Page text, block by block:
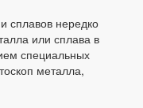
сплавов нередко
или сплава в
специальных
металла,